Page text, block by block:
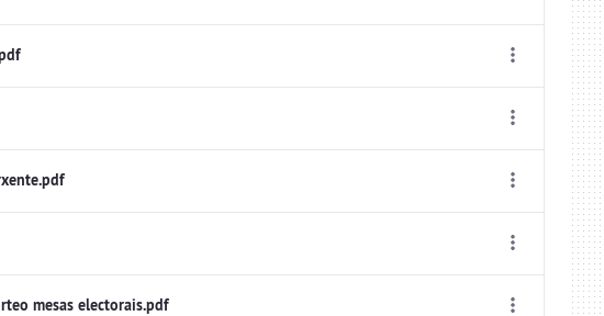
mesas electorais.pdf